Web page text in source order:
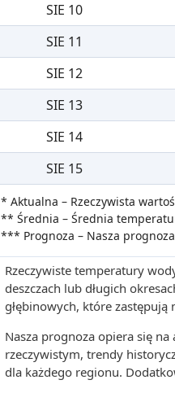
SIE 10
SIE 11
SIE 12
SIE 13
SIE 14
SIE 15
* Aktualna – Rzeczywista
** Średnia – Średnia
*** Prognoza – Nasza
Rzeczywiste temperatury
deszczach lub długich
głębinowych, które
Nasza prognoza opiera się
rzeczywistym, trendy
dla każdego regionu.